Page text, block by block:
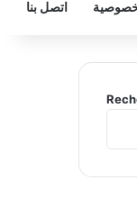
اتصل بنا